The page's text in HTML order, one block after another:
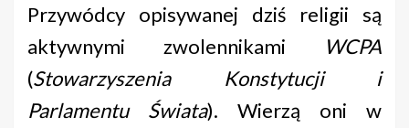
Przywódcy opisywanej dziś religii są
aktywnymi zwolennikami
WCPA
(Stowarzyszenia Konstytucji i
Parlamentu Świata). Wierzą oni w